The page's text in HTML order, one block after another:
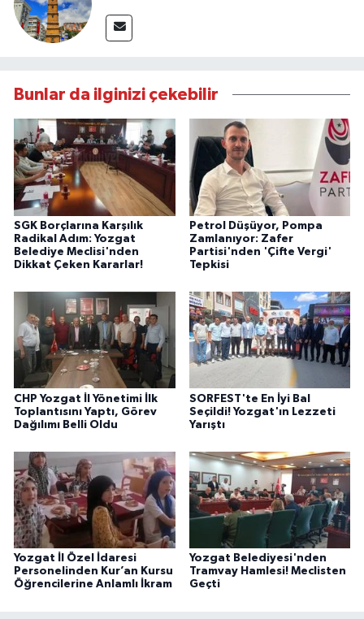
Bunlar da ilginizi çekebilir
SGK Borçlarına Karşılık
Radikal Adım: Yozgat
Belediye Meclisi'nden
Dikkat Çeken Kararlar!
Petrol Düşüyor, Pompa
Zamlanıyor: Zafer
Partisi'nden 'Çifte Vergi'
Tepkisi
CHP Yozgat İl Yönetimi İlk
Toplantısını Yaptı, Görev
Dağılımı Belli Oldu
SORFEST'te En İyi Bal
Seçildi! Yozgat'ın Lezzeti
Yarıştı
Yozgat İl Özel İdaresi
Personelinden Kur’an Kursu
Öğrencilerine Anlamlı İkram
Yozgat Belediyesi'nden
Tramvay Hamlesi! Meclisten
Geçti